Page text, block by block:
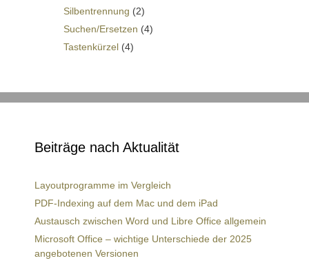
Silbentrennung (2)
Suchen/Ersetzen (4)
Tastenkürzel (4)
Beiträge nach Aktualität
Layoutprogramme im Vergleich
PDF-Indexing auf dem Mac und dem iPad
Austausch zwischen Word und Libre Office allgemein
Microsoft Office – wichtige Unterschiede der 2025
angebotenen Versionen